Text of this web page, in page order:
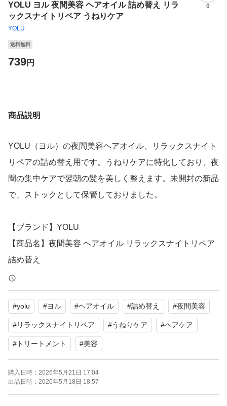
YOLU ヨル 夜間美容 ヘアオイル 詰め替え リラ
ックスナイトリペア うねりケア
YOLU
0
送料無料
739円
商品説明
YOLU（ヨル）の夜間美容ヘアオイル、リラックスナイト
リペアの詰め替え用です。うねりケアに特化しており、夜
間の集中ケアで翌朝の髪を美しく整えます。未開封の新品
で、ストックとして保管しておりました。
【ブランド】YOLU
【商品名】夜間美容 ヘアオイル リラックスナイトリペア
詰め替え
【特徴】うねりケア
【商品の状態】未使用
【カラー】ブルー系（パッケージ）
そのまま専用の封筒に入れて発送致します。
#yolu #ヨル #ヘアオイル #詰め替え #夜間美容
#リラックスナイトリペア #うねりケア #ヘアケア
# トリートメント #美容
購入日時： 2026年5月21日 17:04
出品日時： 2026年5月18日 18:57